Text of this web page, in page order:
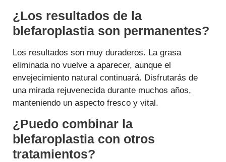
¿Los resultados de la
blefaroplastia son permanentes?
Los resultados son muy duraderos. La grasa
eliminada no vuelve a aparecer, aunque el
envejecimiento natural continuará. Disfrutarás de
una mirada rejuvenecida durante muchos años,
manteniendo un aspecto fresco y vital.
¿Puedo combinar la
blefaroplastia con otros
tratamientos?